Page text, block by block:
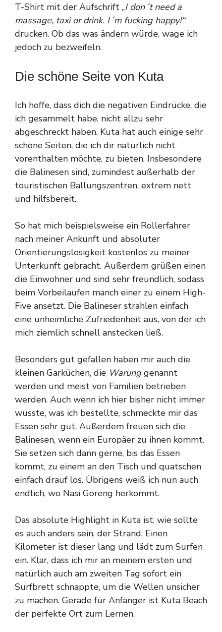
T-Shirt mit der Aufschrift „I don´t need a
massage, taxi or drink. I´m fucking happy!“
drucken. Ob das was ändern würde, wage ich
jedoch zu bezweifeln.
Die schöne Seite von Kuta
Ich hoffe, dass dich die negativen Eindrücke, die
ich gesammelt habe, nicht allzu sehr
abgeschreckt haben. Kuta hat auch einige sehr
schöne Seiten, die ich dir natürlich nicht
vorenthalten möchte, zu bieten. Insbesondere
die Balinesen sind, zumindest außerhalb der
touristischen Ballungszentren, extrem nett
und hilfsbereit.
So hat mich beispielsweise ein Rollerfahrer
nach meiner Ankunft und absoluter
Orientierungslosigkeit kostenlos zu meiner
Unterkunft gebracht. Außerdem grüßen einen
die Einwohner und sind sehr freundlich, sodass
beim Vorbeilaufen manch einer zu einem High-
Five ansetzt. Die Balineser strahlen einfach
eine unheimliche Zufriedenheit aus, von der ich
mich ziemlich schnell anstecken ließ.
Besonders gut gefallen haben mir auch die
kleinen Garküchen, die Warunggenannt
werden und meist von Familien betrieben
werden. Auch wenn ich hier bisher nicht immer
wusste, was ich bestellte, schmeckte mir das
Essen sehr gut. Außerdem freuen sich die
Balinesen, wenn ein Europäer zu ihnen kommt.
Sie setzen sich dann gerne, bis das Essen
kommt, zu einem an den Tisch und quatschen
einfach drauf los. Übrigens weiß ich nun auch
endlich, wo Nasi Goreng herkommt.
Das absolute Highlight in Kuta ist, wie sollte
es auch anders sein, der Strand. Einen
Kilometer ist dieser lang und lädt zum Surfen
ein. Klar, dass ich mir an meinem ersten und
natürlich auch am zweiten Tag sofort ein
Surfbrett schnappte, um die Wellen unsicher
zu machen. Gerade für Anfänger ist Kuta Beach
der perfekte Ort zum Lernen.